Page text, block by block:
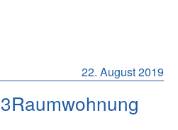
22. August 2019
3Raumwohnung